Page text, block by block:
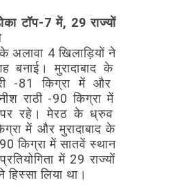
टॉप-7 में, 29 राज्यों
अलावा 4 खिलाड़ियोंने
बनाई। मुरादाबाद के
-81 किग्रा मेंऔर
राठी-90 किग्रा में
रहे। मेरठ के ध्रुव
में और मुरादाबादके
किग्रामेंसातवें स्थान
में29 राज्यों
हिस्सालिया था।